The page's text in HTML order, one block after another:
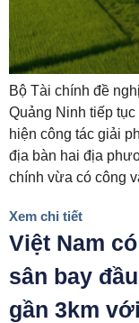
Bộ Tài chính đề
Quảng Ninh tiếp
hiện công tác giải
địa bàn hai địa
chính vừa có công
Xem chi tiết
Việt Nam
sân bay
gần 3km